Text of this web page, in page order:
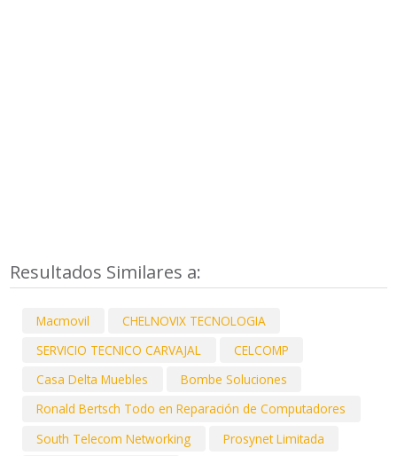
Resultados Similares a:
Macmovil
CHELNOVIX TECNOLOGIA
SERVICIO TECNICO CARVAJAL
CELCOMP
Casa Delta Muebles
Bombe Soluciones
Ronald Bertsch Todo en Reparación de Computadores
South Telecom Networking
Prosynet Limitada